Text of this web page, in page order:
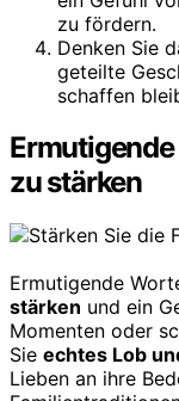
zu fördern.
Denken Sie
geteilte
schaffen
zu stärken
Ermutigende
stärken und ein
Momenten oder
Sie echtes Lob
Lieben an ihre